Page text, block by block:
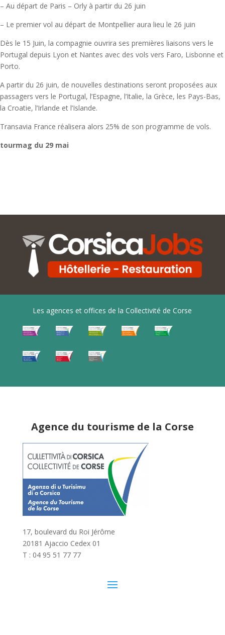
– Au départ de Paris – Orly à partir du 26 juin
– Le premier vol au départ de Montpellier aura lieu le 26 juin
Dès le 15 Juin, la compagnie ouvrira ses premières liaisons vers le
Portugal depuis Lyon et Nantes avec des vols vers Faro, Lisbonne et
Porto.
A partir du 26 juin, de nouvelles destinations seront proposées aux
passagers vers le Portugal, l’Espagne, l’Italie, la Grèce, les Pays-Bas,
la Croatie, l’Irlande et l’Islande.
Transavia France réalisera alors 25% de son programme de vols.
tourmag du 29 mai
Les agences et offices de la Collectivité de Corse
Agence du tourisme de la Corse
17, boulevard du Roi Jérôme
20181 Ajaccio Cedex 01
T : 04 95 51 77 77